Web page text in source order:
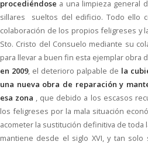
procediéndose a una limpieza general
sillares sueltos del edificio. Todo ello
colaboración de los propios feligreses y
Sto. Cristo del Consuelo mediante su
para llevar a buen fin esta ejemplar obra
en 2009, el deterioro palpable de la
una nueva obra de reparación y
esa zona , que debido a los escasos
los feligreses por la mala situación
acometer la sustitución definitiva de toda
mantiene desde el siglo XVI, y tan